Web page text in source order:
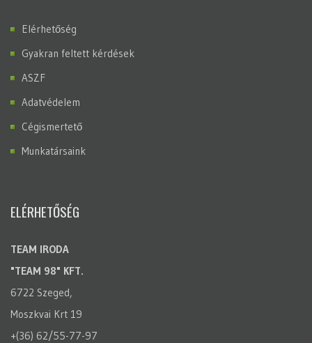
Elérhetőség
Gyakran feltett kérdések
ASZF
Adatvédelem
Cégismertető
Munkatársaink
ELÉRHETŐSÉG
TEAM IRODA
"TEAM 98" KFT.
6722 Szeged,
Moszkvai Krt 19
+(36) 62/55-77-97